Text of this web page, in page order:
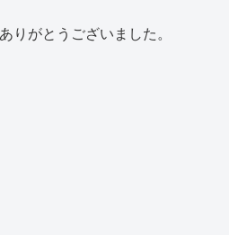
りがとうございました。